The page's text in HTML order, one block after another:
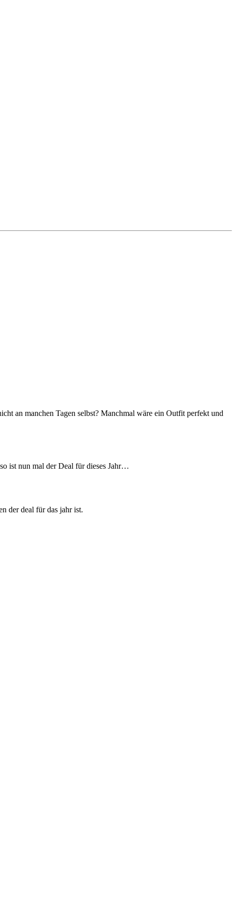
an manchen Tagen selbst? Manchmal wäre ein Outfit perfekt und
ist nun mal der Deal für dieses Jahr…
der deal für das jahr ist.